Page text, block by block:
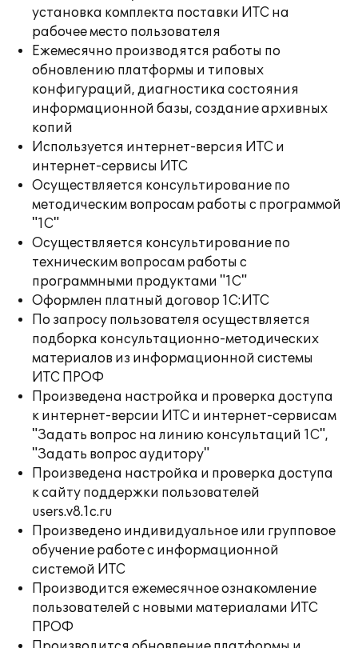
установка комплекта поставки ИТС на
рабочее место пользователя
Ежемесячно производятся работы по
обновлению платформы и типовых
конфигураций, диагностика состояния
информационной базы, создание архивных
копий
Используется интернет-версия ИТС и
интернет-сервисы ИТС
Осуществляется консультирование по
методическим вопросам работы с программой
"1С"
Осуществляется консультирование по
техническим вопросам работы с
программными продуктами "1С"
Оформлен платный договор 1С:ИТС
По запросу пользователя осуществляется
подборка консультационно-методических
материалов из информационной системы
ИТС ПРОФ
Произведена настройка и проверка доступа
к интернет-версии ИТС и интернет-сервисам
"Задать вопрос на линию консультаций 1С",
"Задать вопрос аудитору"
Произведена настройка и проверка доступа
к сайту поддержки пользователей
users.v8.1c.ru
Произведено индивидуальное или групповое
обучение работе с информационной
системой ИТС
Производится ежемесячное ознакомление
пользователей с новыми материалами ИТС
ПРОФ